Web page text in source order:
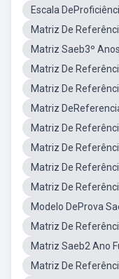
Escala
Matriz De
Matriz Saeb3º Anos
Matriz De
Matriz De
Matriz
Matriz De
Matriz De
Matriz De
Matriz De
Modelo DeProva
Matriz De
Matriz Saeb2 Ano
Matriz De